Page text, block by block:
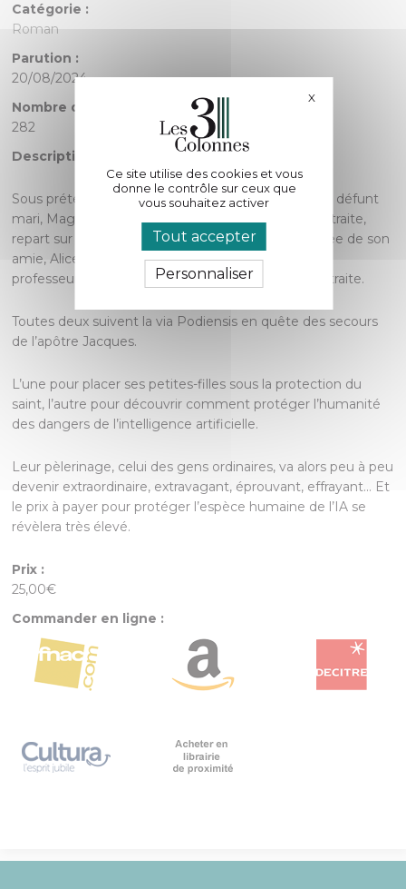
Catégorie :
Roman
Parution :
20/08/2024
Nombre de pages :
282
Description :
Sous prétexte de remplir une promesse faite à son défunt
mari, Maggie Grésal, professeure de français à la retraite,
repart sur le Chemin de Compostelle, accompagnée de son
amie, Alice Lousaint, ancienne astrophysicienne et
professeure de physique chimie également à la retraite.
Toutes deux suivent la via Podiensis en quête des secours
de l’apôtre Jacques.
L’une pour placer ses petites-filles sous la protection du
saint, l’autre pour découvrir comment protéger l’humanité
des dangers de l’intelligence artificielle.
Leur pèlerinage, celui des gens ordinaires, va alors peu à peu
devenir extraordinaire, extravagant, éprouvant, effrayant… Et
le prix à payer pour protéger l’espèce humaine de l’IA se
révèlera très élevé.
Prix :
25,00€
Commander en ligne :
Ce site utilise des cookies et vous
donne le contrôle sur ceux que
vous souhaitez activer
Tout accepter
Personnaliser
XMasquer le